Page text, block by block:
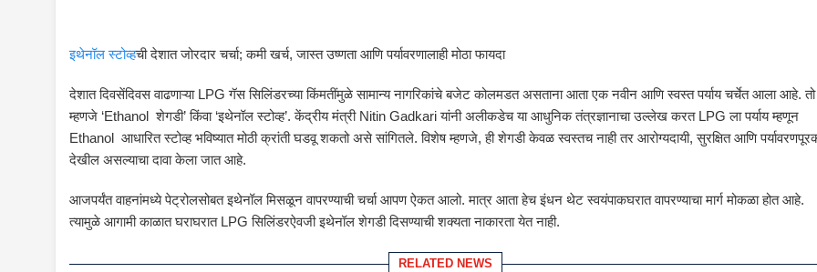
इथेनॉल स्टोव्हची देशात जोरदार चर्चा; कमी खर्च, जास्त उष्णता आणि पर्यावरणालाही मोठा फायदा
देशात दिवसेंदिवस वाढणाऱ्या LPG गॅस सिलिंडरच्या किंमतींमुळे सामान्य नागरिकांचे बजेट कोलमडत असताना आता एक नवीन आणि स्वस्त पर्याय चर्चेत आला आहे. तो
म्हणजे ‘Ethanol शेगडी’ किंवा ‘इथेनॉल स्टोव्ह’. केंद्रीय मंत्री Nitin Gadkariयांनी अलीकडेच या आधुनिक तंत्रज्ञानाचा उल्लेख करत LPG ला पर्याय म्हणून
Ethanol आधारित स्टोव्ह भविष्यात मोठी क्रांती घडवू शकतो असे सांगितले. विशेष म्हणजे, ही शेगडी केवळ स्वस्तच नाही तर आरोग्यदायी, सुरक्षित आणि
देखील असल्याचा दावा केला जात आहे.
आजपर्यंत वाहनांमध्ये पेट्रोलसोबत इथेनॉल मिसळून वापरण्याची चर्चा आपण ऐकत आलो. मात्र आता हेच इंधन थेट स्वयंपाकघरात वापरण्याचा मार्ग मोकळा होत आहे.
त्यामुळे आगामी काळात घराघरात LPG सिलिंडरऐवजी इथेनॉल शेगडी दिसण्याची शक्यता नाकारता येत नाही.
RELATED NEWS